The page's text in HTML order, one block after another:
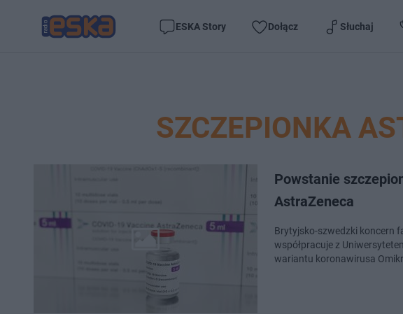
ESKA Story Dołącz Słuchaj
SZCZEPIONKA
Powstanie
AstraZeneca
Brytyjsko-szwedzki koncern
współpracuje z
wariantu koronawirusa